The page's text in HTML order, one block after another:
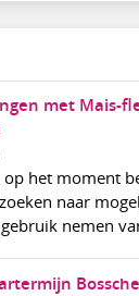
met Mais-
op het moment
naar
nemen